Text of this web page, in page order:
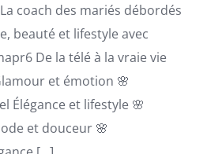
coach des mariés débordés
beauté et lifestyle avec
De la télé à la vraie vie
et émotion 🌸
Élégance et lifestyle 🌸
et douceur 🌸